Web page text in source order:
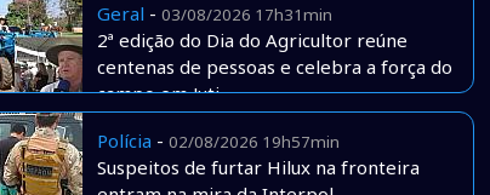
Geral - 03/08/2026 17h31min
2ª edição do Dia do Agricultor reúne
centenas de pessoas e celebra a força do
campo em Juti
Polícia - 02/08/2026 19h57min
Suspeitos de furtar Hilux na fronteira